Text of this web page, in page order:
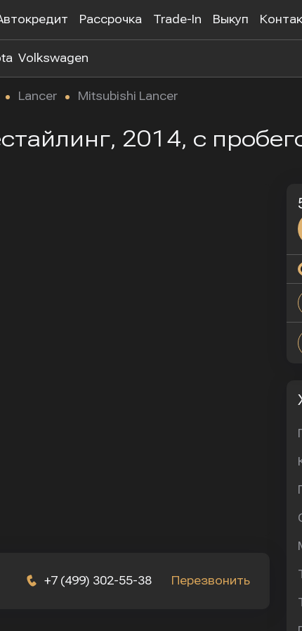
Рассрочка Trade-In Выкуп
Volkswagen
Lancer Mitsubishi Lancer
2014, с
+7 (499) 302-55-38 Перезвонить